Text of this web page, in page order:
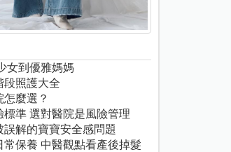
女到優雅媽媽
段照護大全
麼選？
標準 選對醫院是風險管理
解的寶寶安全感問題
常保養 中醫觀點看產後掉髮